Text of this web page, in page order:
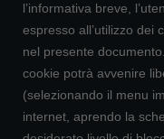
l’informativa breve,
espresso all’utilizzo dei
nel presente
cookie potrà avvenire
(selezionando il menu
internet, aprendo la